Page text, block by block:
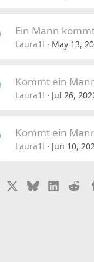
Ein Mann
Laura1l May 13,
Kommt ein
Laura1l Jul 26,
Kommt ein
Laura1l Jun 10,
Bluesky